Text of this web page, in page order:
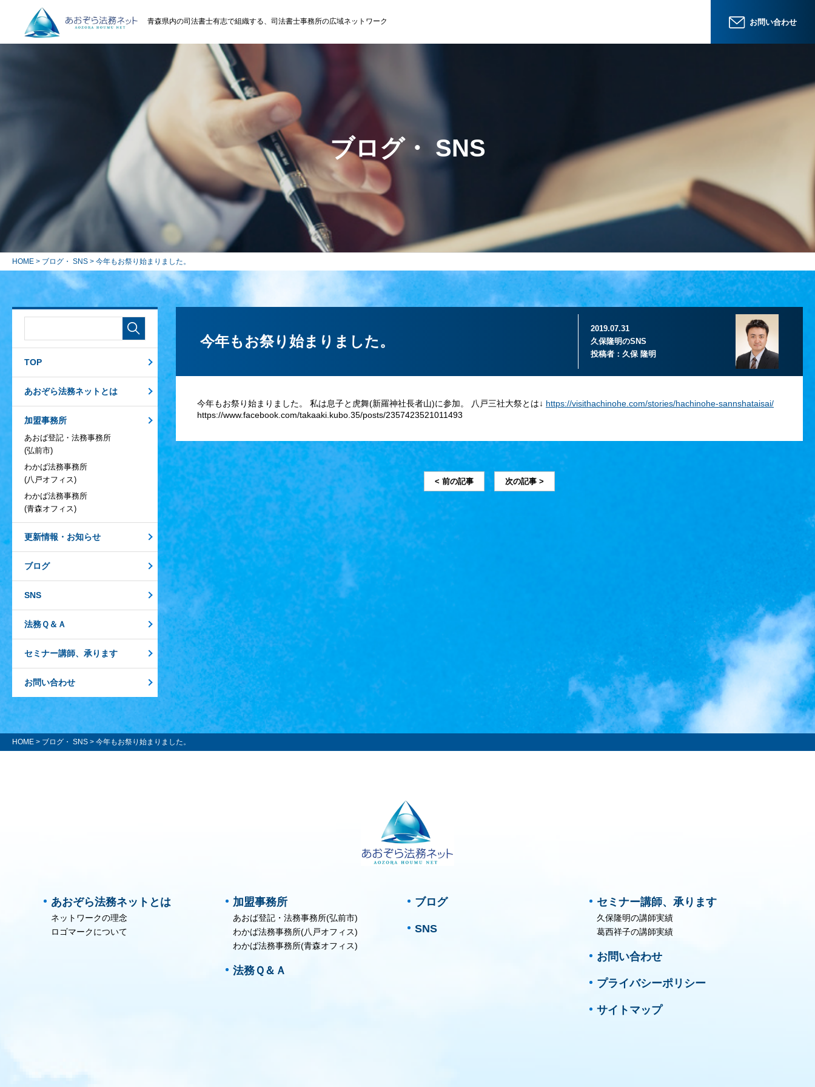
青森県内の司法書士有志で組織する、司法書士事務所の広域ネットワーク お問い合わせ
ブログ・ SNS
HOME > ブログ・ SNS > 今年もお祭り始まりました。
今年もお祭り始まりました。
2019.07.31
久保隆明のSNS
投稿者： 久保 隆明
今年もお祭り始まりました。 私は息子と虎舞(新羅神社長者山)に参加。 八戸三社大祭とは↓ https://visithachinohe.com/stories/hachinohe-sannshataisai/
https://www.facebook.com/takaaki.kubo.35/posts/2357423521011493
< 前の記事 次の記事 >
TOP
あおぞら法務ネットとは
加盟事務所
あおば登記・法務事務所
(弘前市)
わかば法務事務所
(八戸オフィス)
わかば法務事務所
(青森オフィス)
更新情報・お知らせ
ブログ
SNS
法務Ｑ＆Ａ
セミナー講師、承ります
お問い合わせ
HOME > ブログ・ SNS > 今年もお祭り始まりました。
あおぞら法務ネットとは
ネットワークの理念
ロゴマークについて
加盟事務所
あおば登記・法務事務所(弘前市)
わかば法務事務所(八戸オフィス)
わかば法務事務所(青森オフィス)
法務Ｑ＆Ａ
ブログ
SNS
セミナー講師、承ります
久保隆明の講師実績
葛西祥子の講師実績
お問い合わせ
プライバシーポリシー
サイトマップ